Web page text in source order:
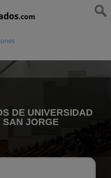
.com
DE UNIVERSIDAD
SAN JORGE